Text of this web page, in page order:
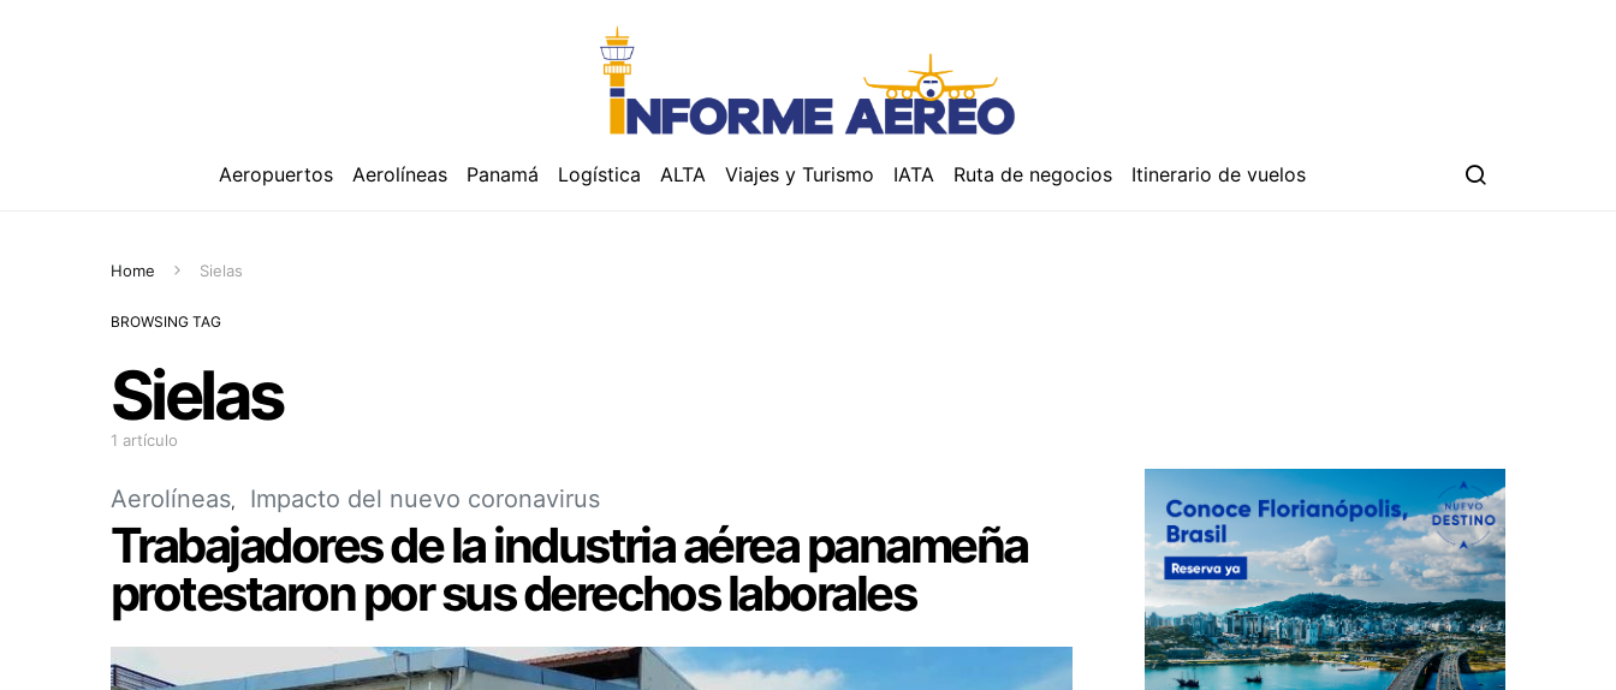
Aeropuertos Aerolíneas Panamá Logística ALTA Viajes y Turismo IATA Ruta de negocios Itinerario de vuelos
Home Sielas
BROWSING TAG
Sielas
1 artículo
Aerolíneas Impacto del nuevo coronavirus
Trabajadores de la industria aérea panameña
protestaron por sus derechos laborales